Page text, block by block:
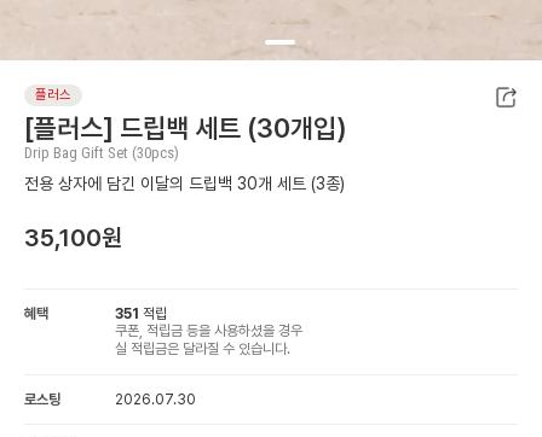
플러스
[플러스] 드립백 세트 (30개입)
Drip Bag Gift Set (30pcs)
전용 상자에 담긴 이달의 드립백 30개 세트 (3종)
35,100원
혜택 351 적립
쿠폰, 적립금 등을 사용하셨을 경우
실 적립금은 달라질 수 있습니다.
로스팅 2026.07.30